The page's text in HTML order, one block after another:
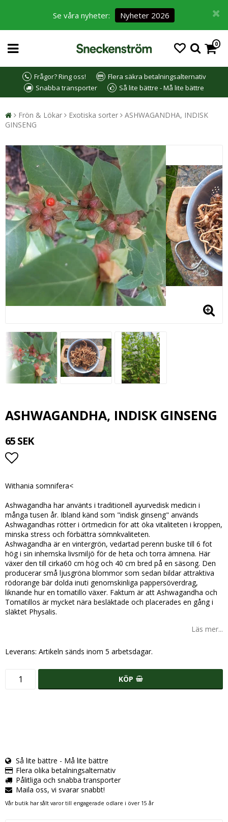
Se våra nyheter: Nyheter 2026
0
Frågor? Ring oss!
Flera säkra betalningsalternativ
Snabba transporter
Så lite bättre - Må lite bättre
Frön & Lökar Exotiska sorter
ASHWAGANDHA, INDISK
GINSENG
ASHWAGANDHA, INDISK GINSENG
65 SEK
Withania somnifera<
Ashwagandha har använts i traditionell ayurvedisk medicin i
många tusen år. Ibland känd som "indisk ginseng" används
Ashwagandhas rötter i örtmedicin för att öka vitaliteten i kroppen,
minska stress och förbättra sömnkvaliteten.
Ashwagandha är en vintergrön, vedartad perenn buske till 6 fot
hög i sin inhemska livsmiljö för de heta och torra ämnena. Här
växer den till cirka60 cm hög och 40 cm bred på en säsong. Den
producerar små ljusgröna blommor som sedan bildar attraktiva
rödorange bär dolda inuti genomskinliga pappersöverdrag,
liknande hur en tomatillo växer. Faktum är att Ashwagandha och
Tomatillos är mycket nära besläktade och placerades en gång i
släktet Physalis.
Läs mer...
Leverans: Artikeln sänds inom 5 arbetsdagar.
KÖP
Så lite bättre - Må lite bättre
Flera olika betalningsalternativ
Pålitliga och snabba transporter
Maila oss, vi svarar snabbt!
Vår butik har sålt varor till engagerade odlare i över 15 år